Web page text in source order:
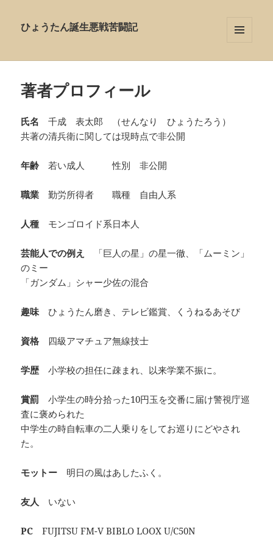
ひょうたん誕生悪戦苦闘記
ーとウ
著者プロフィール
氏名 千成 表太郎 （せんなり ひょうたろう）
共著の清兵衛に関しては現時点で非公開
年齢 若い成人 性別 非公開
職業 勤労所得者 職種 自由人系
人種 モンゴロイド系日本人
芸能人での例え
「巨人の星」の星一徹、「ムーミン」
のミー
「ガンダム」シャー少佐の混合
趣味ひょうたん磨き、テレビ鑑賞、くうねるあそび
資格 四級アマチュア無線技士
学歴 小学校の担任に疎まれ、以来学業不振に。
賞罰 小学生の時分拾った10円玉を交番に届け警視庁巡
査に褒められた
中学生の時自転車の二人乗りをしてお巡りにどやされ
た。
モットー 明日の風はあしたふく。
友人 いない
PC FUJITSU FM-V BIBLO LOOX U/C50N